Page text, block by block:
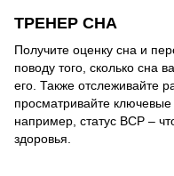
ТРЕНЕР СНА
Получите оценку сна и
поводу того, сколько сна
его. Также отслеживайте
просматривайте
например, статус ВСР –
здоровья.